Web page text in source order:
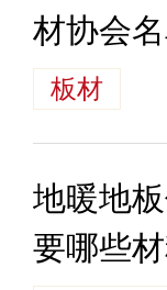
材协会
板材
地暖地
要哪些